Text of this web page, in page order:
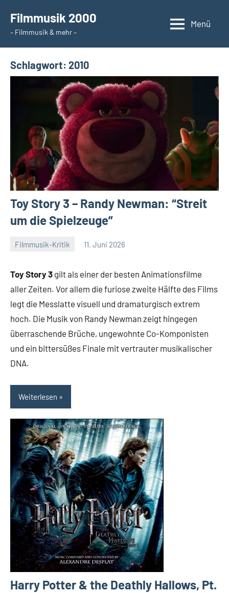
Inhalt
springen
Filmmusik 2000
– Filmmusik & mehr –
Menü
Schlagwort: 2010
Toy Story 3 – Randy Newman: “Streit
um die Spielzeuge”
Filmmusik-Kritik 11. Juni 2026
Toy Story 3 gilt als einer der besten Animationsfilme
aller Zeiten. Vor allem die furiose zweite Hälfte des Films
legt die Messlatte visuell und dramaturgisch extrem
hoch. Die Musik von Randy Newman zeigt hingegen
überraschende Brüche, ungewohnte Co-Komponisten
und ein bittersüßes Finale mit vertrauter musikalischer
DNA.
Weiterlesen
Harry Potter & the Deathly Hallows, Pt.